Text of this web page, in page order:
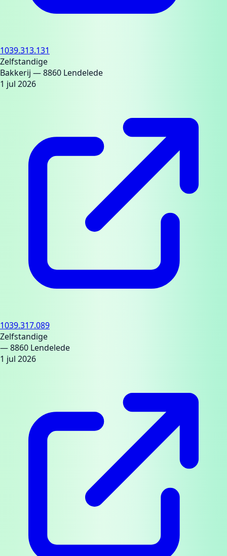
1039.313.131
Zelfstandige
Bakkerij — 8860 Lendelede
1 jul 2026
1039.317.089
Zelfstandige
— 8860 Lendelede
1 jul 2026